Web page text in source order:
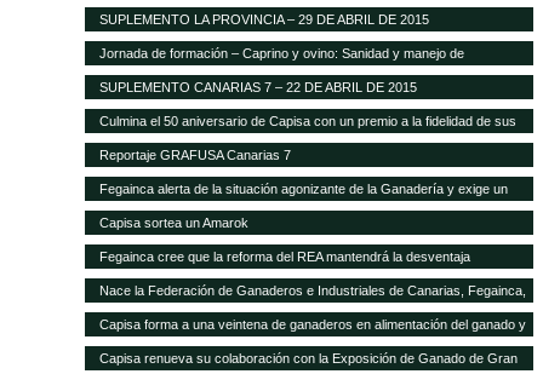
contará con mil cabezas selectas de la isla
SUPLEMENTO LA PROVINCIA – 29 DE ABRIL DE 2015
Jornada de formación – Caprino y ovino: Sanidad y manejo de
alimentación
SUPLEMENTO CANARIAS 7 – 22 DE ABRIL DE 2015
Culmina el 50 aniversario de Capisa con un premio a la fidelidad de sus
clientes
Reportaje GRAFUSA Canarias 7
Fegainca alerta de la situación agonizante de la Ganadería y exige un
reparto más justo del Posei
Capisa sortea un Amarok
Fegainca cree que la reforma del REA mantendrá la desventaja
competitiva de la producción ganadera canaria
Nace la Federación de Ganaderos e Industriales de Canarias, Fegainca,
que por vez primera aglutina los intereses del sector en el Archipiélago
Capisa forma a una veintena de ganaderos en alimentación del ganado y
manejo de explotaciones
Capisa renueva su colaboración con la Exposición de Ganado de Gran